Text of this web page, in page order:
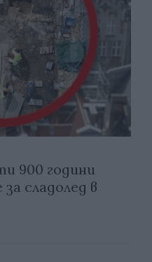
900 години
сладолед в